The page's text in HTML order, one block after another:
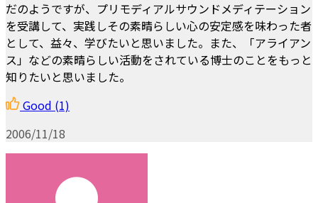
だのようですが、プリモディアルサウンドメディテーション
を受講して、実践しその素晴らしい心の安定感を味わった者
として、益々、学びたいと思いました。また、「アライアン
ス」などの素晴らしい活動をされている博士のことをもっと
知りたいと思いました。
Good (1)
2006/11/18